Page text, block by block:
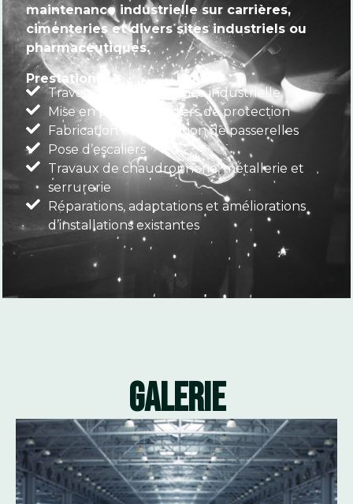
maintenance industrielle sur carrières,
cimenteries et divers sites industriels ou
pharmaceutiques.
Prestations :
Travaux de maintenance industrielle
Mise en place de carters de protection
Fabrication et installation de passerelles
Pose d’escaliers
Travaux de chaudronnerie, métallerie et
serrurerie
Réparations, adaptations et améliorations
d’installations existantes
GALERIE